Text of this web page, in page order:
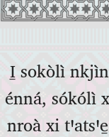
I̱ sokòlì nkjìn
énná, sókólì
nroà xi